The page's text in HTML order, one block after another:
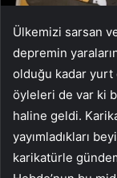
Ülkemizi sarsan
depremin
olduğu kadar yurt
öyleleri de var ki
haline geldi.
yayımladıkları
karikatürle